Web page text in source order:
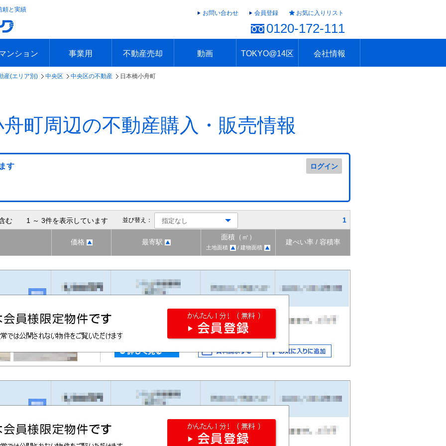
頼と実績
お問い合わせ 会員登録 お気に入りリスト
0120-172-111
ンション
リアで探す
線で探す
日の新着物件
週の新着物件
事業用
エリアで探す
沿線で探す
本日の新着物件
今週の新着物件
不動産売却
不動産売却トップ
簡単無料査定
不動産売却の流れ
不動産売却 Q&A
海外からの不動産売買
動画 TOKYO@14区 会社情報
産(エリア別) 中央区 中央区の不動産 日本橋小舟町
町周辺の不動産購入・販売情報
す ログイン
む 1 ～ 3件を表示しています 並び替え： 1
価格 最寄駅
面積（㎡）
土地面積 / 建物面積
建ぺい率 / 容積率